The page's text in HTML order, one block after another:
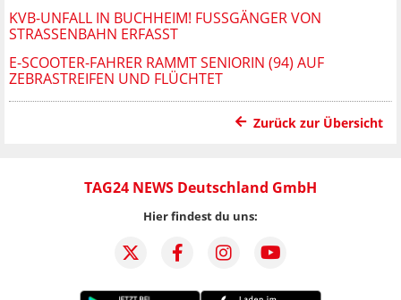
KVB-UNFALL IN BUCHHEIM! FUSSGÄNGER VON S
TRASSENBAHN ERFASST
E-SCOOTER-FAHRER RAMMT SENIORIN (94) AUF
ZEBRASTREIFEN UND FLÜCHTET
Zurück zur Übersicht
TAG24 NEWS Deutschland GmbH
Hier findest du uns: